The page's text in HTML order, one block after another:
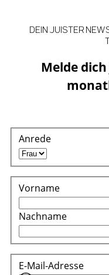
Melde
DEIN JUISTER
Anrede
Vorname
Nachname
E-Mail-Adresse